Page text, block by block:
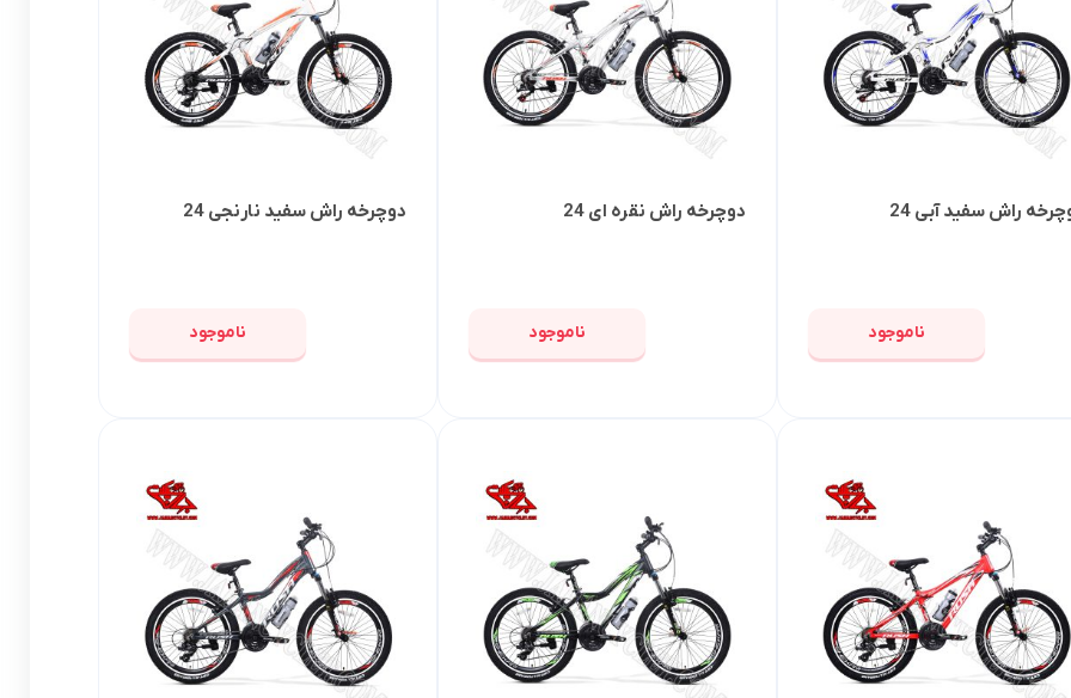
راش سفید آبی 24
ناموجود
دوچرخه راش نقره ای 24
ناموجود
دوچرخه راش سفید نارنجی 24
ناموجود